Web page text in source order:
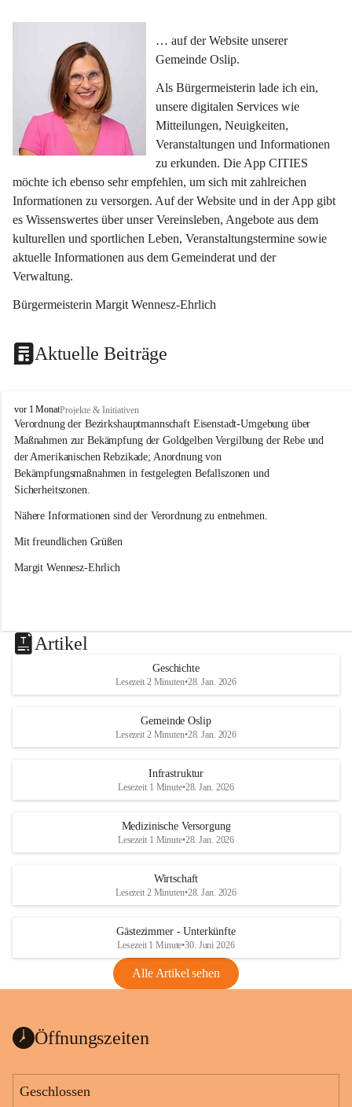
… auf der Website unserer
Gemeinde Oslip.
Als Bürgermeisterin lade ich ein,
unsere digitalen Services wie
Mitteilungen, Neuigkeiten,
Veranstaltungen und Informationen
zu erkunden. Die App CITIES
möchte ich ebenso sehr empfehlen, um sich mit zahlreichen
Informationen zu versorgen. Auf der Website und in der App gibt
es Wissenswertes über unser Vereinsleben, Angebote aus dem
kulturellen und sportlichen Leben, Veranstaltungstermine sowie
aktuelle Informationen aus dem Gemeinderat und der
Verwaltung.
Bürgermeisterin Margit Wennesz-Ehrlich
Aktuelle Beiträge
O
s
l
i
p
vor 1 MonatProjekte & Initiativen
Verordnung der Bezirkshauptmannschaft Eisenstadt-Umgebung über
Maßnahmen zur Bekämpfung der Goldgelben Vergilbung der Rebe und
der Amerikanischen Rebzikade; Anordnung von
Bekämpfungsmaßnahmen in festgelegten Befallszonen und
Sicherheitszonen.
Nähere Informationen sind der Verordnung zu entnehmen.
Mit freundlichen Grüßen
Margit Wennesz-Ehrlich
Artikel
Geschichte
Lesezeit 2 Minuten•28. Jan. 2026
Gemeinde Oslip
Lesezeit 2 Minuten•28. Jan. 2026
Infrastruktur
Lesezeit 1 Minute•28. Jan. 2026
Medizinische Versorgung
Lesezeit 1 Minute•28. Jan. 2026
Wirtschaft
Lesezeit 2 Minuten•28. Jan. 2026
Gästezimmer - Unterkünfte
Lesezeit 1 Minute•30. Juni 2026
Alle Artikel sehen
Öffnungszeiten
Geschlossen